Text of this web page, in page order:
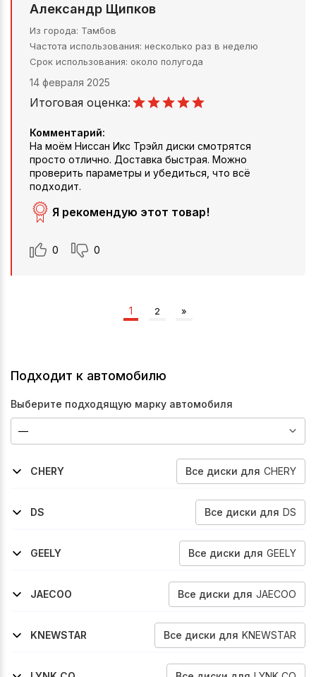
Александр Щипков
Из города Тамбов
Частота использования несколько раз в неделю
Срок использования около полугода
14 февраля 2025
Итоговая оценка:
Комментарий:
На моём Ниссан Икс Трэйл диски смотрятся
просто отлично. Доставка быстрая. Можно
проверить параметры и убедиться, что всё
подходит.
Я рекомендую этот товар!
0 0
1 2 »
Подходит к автомобилю
Выберите подходящую марку автомобиля
CHERY Все диски для CHERY
2019-2024
2021-2024
2022-2026
2023-2026
DS
Все диски для DS
2019-2026
GEELY
Все диски для GEELY
2023-2026
2020-2024
2022-2025
JAECOO
Все диски для JAECOO
2023-2026
KNEWSTAR
Все диски для KNEWSTAR
2024-2026